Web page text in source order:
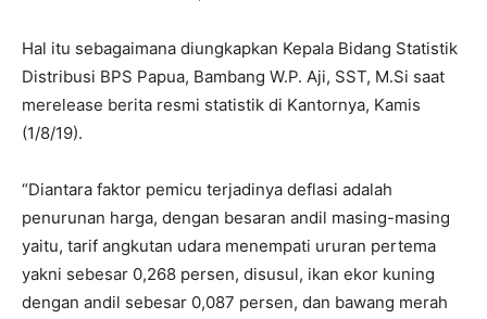
Hal itu sebagaimana diungkapkan Kepala Bidang Statistik
Distribusi BPS Papua, Bambang W.P. Aji, SST, M.Si saat
merelease berita resmi statistik di Kantornya, Kamis
(1/8/19).
“Diantara faktor pemicu terjadinya deflasi adalah
penurunan harga, dengan besaran andil masing-masing
yaitu, tarif angkutan udara menempati ururan pertema
yakni sebesar 0,268 persen, disusul, ikan ekor kuning
dengan andil sebesar 0,087 persen, dan bawang merah